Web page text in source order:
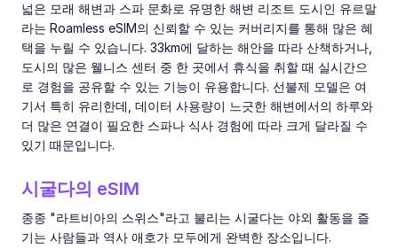
넓은 모래 해변과 스파 문화로 유명한 해변 리조트 도시인 유르말
라는 Roamless eSIM의 신뢰할 수 있는 커버리지를 통해 많은 혜
택을 누릴 수 있습니다. 33km에 달하는 해안을 따라 산책하거나,
도시의 많은 웰니스 센터 중 한 곳에서 휴식을 취할 때 실시간으
로 경험을 공유할 수 있는 기능이 유용합니다. 선불제 모델은 여
기서 특히 유리한데, 데이터 사용량이 느긋한 해변에서의 하루와
더 많은 연결이 필요한 스파나 식사 경험에 따라 크게 달라질 수
있기 때문입니다.
시굴다의 eSIM
종종 "라트비아의 스위스"라고 불리는 시굴다는 야외 활동을 즐
기는 사람들과 역사 애호가 모두에게 완벽한 장소입니다.